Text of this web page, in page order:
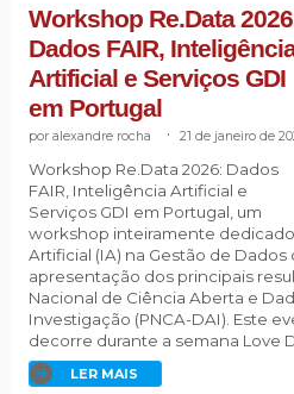
Workshop Re.Data
Dados FAIR,
Artificial e Serviços GDI
em Portugal
alexandre rocha 21 de janeiro de
Workshop Re.Data 2026: Dados
FAIR, Inteligência Artificial e
Serviços GDI em Portugal, um
workshop inteiramente
Artificial (IA) na Gestão de
apresentação dos principais
Nacional de Ciência Aberta e
Investigação (PNCA-DAI). Este
decorre durante a semana Love
LER MAIS